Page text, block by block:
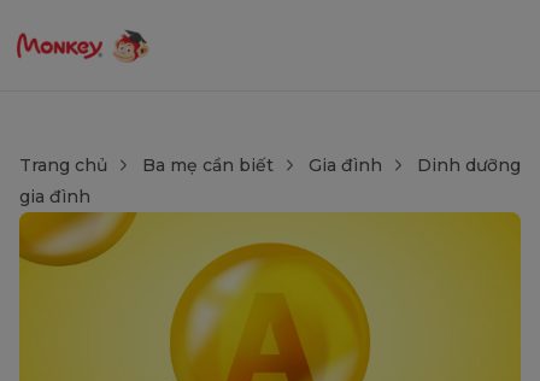
Trang chủ Ba mẹ cần biết Gia đình
Dinh dưỡng
gia đình